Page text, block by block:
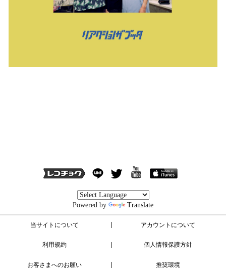
Powered by Translate
当サイトについて アカウントについて
利用規約 個人情報保護方針
お客さまへのお願い 推奨環境